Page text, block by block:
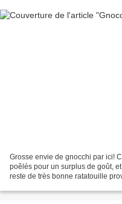
Grosse envie de gnocchi par ici!
poêlés pour un surplus de goût,
reste de très bonne ratatouille